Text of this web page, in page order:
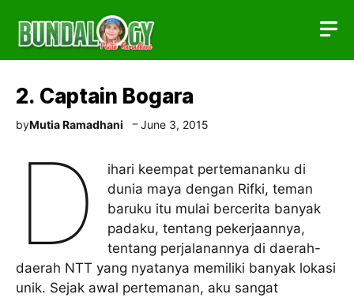
content
2. Captain Bogara
byMutia Ramadhani June 3, 2015
D
ihari keempat pertemananku di
dunia maya dengan Rifki, teman
baruku itu mulai bercerita banyak
padaku, tentang pekerjaannya,
tentang perjalanannya di daerah-
daerah NTT yang nyatanya memiliki banyak lokasi
unik. Sejak awal pertemanan, aku sangat